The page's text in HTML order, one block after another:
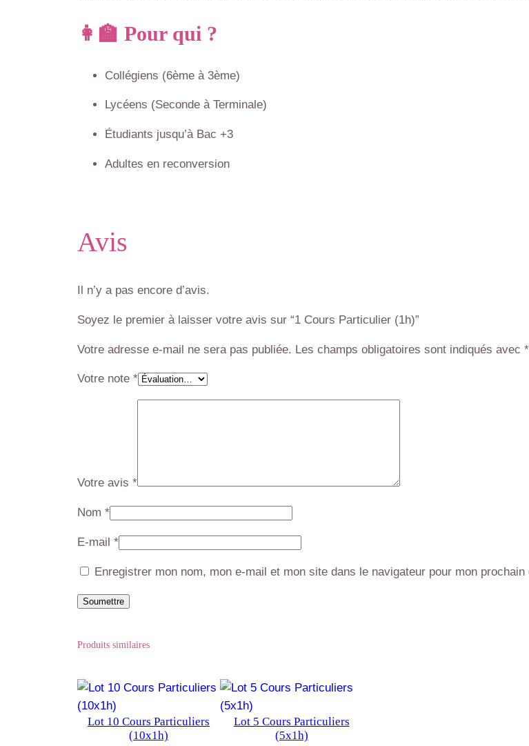
👩‍🏫 Pour qui ?
Collégiens (6ème à 3ème)
Lycéens (Seconde à Terminale)
Étudiants jusqu’à Bac +3
Adultes en reconversion
Avis
Il n’y a pas encore d’avis.
Soyez le premier à laisser votre avis sur “1 Cours Particulier (1h)”
Votre adresse e-mail ne sera pas publiée. Les champs obligatoires sont indiqués avec *
Votre note *
Votre avis *
Nom *
E-mail *
Enregistrer mon nom, mon e-mail et mon site dans le navigateur pour mon prochain
Produits similaires
Lot 10 Cours Particuliers
(10x1h)
Lot 5 Cours Particuliers
(5x1h)